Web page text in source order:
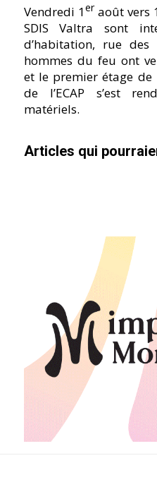
​Vendredi 1eraoût vers
SDIS Valtra sont
d’habitation, rue
hommes du feu ont
et le premier étage de
de l’ECAP s’est
matériels.
Articles qui